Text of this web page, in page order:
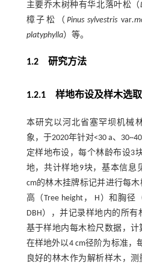
主要乔木树种有华北落叶松（
樟子松（ Pinus sylvestris var
platyphylla）等。
1.2 研究方法
1.2.1 样地布设及样木选取
本研究以河北省塞罕坝机械
象，于2020年针对<30 a、
定样地布设，每个林龄布设3
地，共计样地9块，基本信息
cm的林木挂牌标记并进行每
高（Tree height， H）和胸径
DBH），并记录样地内的所有
基于样地内每木检尺数据，
在样地外以4 cm径阶为标准，
良好的林木作为解析样木，